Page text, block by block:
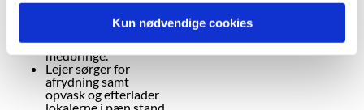
Kun nødvendige cookies
te.
Forplejning og
drikkevarer udover
kaffe/te skal lejer selv
medbringe.
Lejer sørger for
afrydning samt
opvask og efterlader